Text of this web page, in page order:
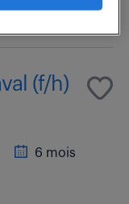
(f/h)
6 mois